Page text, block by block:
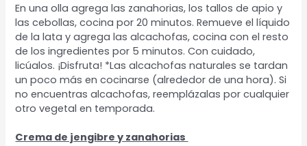
En una olla agrega las zanahorias, los tallos de apio y
las cebollas, cocina por 20 minutos. Remueve el líquido
de la lata y agrega las alcachofas, cocina con el resto
de los ingredientes por 5 minutos. Con cuidado,
licúalos. ¡Disfruta! *Las alcachofas naturales se tardan
un poco más en cocinarse (alrededor de una hora). Si
no encuentras alcachofas, reemplázalas por cualquier
otro vegetal en temporada.
Crema de jengibre y zanahorias